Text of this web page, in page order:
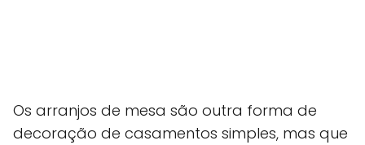
Os arranjos de mesa são outra forma de
decoração de casamentos simples, mas que